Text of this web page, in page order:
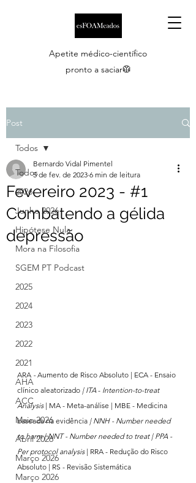
Apetite médico-científico
pronto a saciar🥼
Post
Todos
2026
Junho 2026
Hipótese Nula
Mora na Filosofia
SGEM PT Podcast
2025
2024
2023
2022
2021
AHA
ACC
Maio 2026
Abril 2026
Março 2026
Março 2026
Todos
Fevereiro 2023 - #1
Combatendo a gélida
depressão
Bernardo Vidal Pimentel
5 de fev. de 2023 6 min de leitura
ARA - Aumento de Risco Absoluto | ECA - Ensaio
clínico aleatorizado | ITA - Intention-to-treat
Analysis | MA - Meta-análise | MBE - Medicina
baseada na evidência | NNH - Number needed
to harm | NNT - Number needed to treat | PPA -
Per protocol analysis | RRA - Redução do Risco
Absoluto | RS - Revisão Sistemática